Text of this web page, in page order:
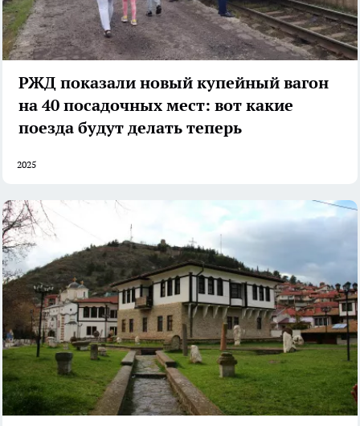
РЖД показали новый купейный вагон
на 40 посадочных мест: вот какие
поезда будут делать теперь
2025